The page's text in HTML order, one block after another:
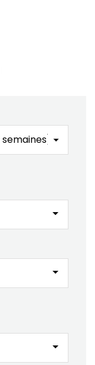
arrow_drop_down
arrow_drop_down
arrow_drop_down